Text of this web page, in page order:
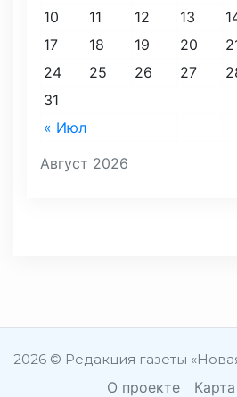
Август 2026
« Июл
10
11 12 13
17
18 19 20
24
25 26 27
31
2026 © Редакция газеты
О проекте